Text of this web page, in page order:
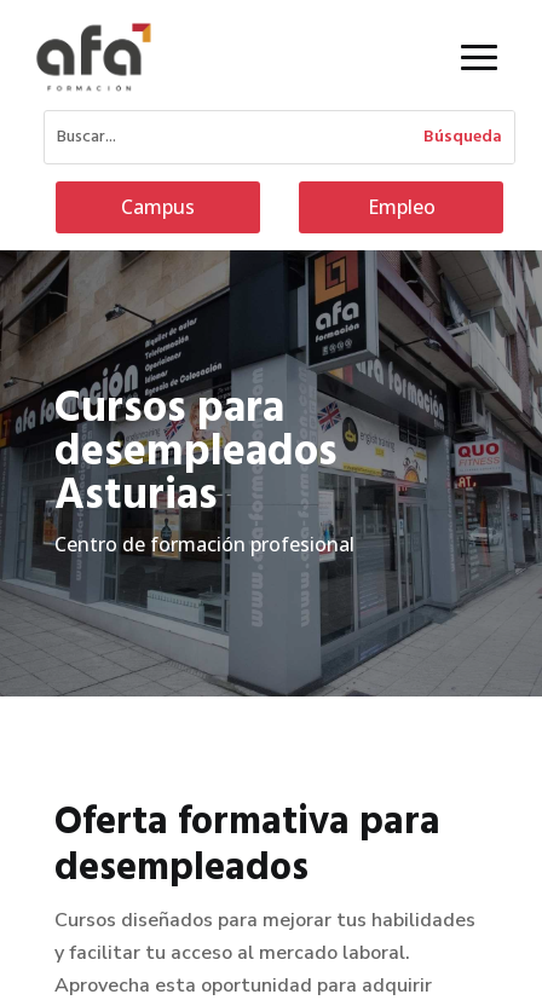
Campus Empleo
Cursos para
desempleados
Asturias
Centro de formación profesional
Oferta formativa para
desempleados
Cursos diseñados para mejorar tus habilidades
y facilitar tu acceso al mercado laboral.
Aprovecha esta oportunidad para adquirir